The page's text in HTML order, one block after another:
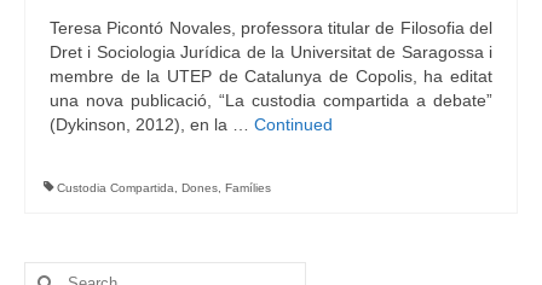
Teresa Picontó Novales, professora titular de Filosofia del
Dret i Sociologia Jurídica de la Universitat de Saragossa i
membre de la UTEP de Catalunya de Copolis, ha editat
una nova publicació, “La custodia compartida a debate”
(Dykinson, 2012), en la … Continued
Custodia Compartida Dones Famílies
Search